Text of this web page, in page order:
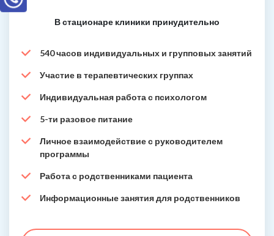
В стационаре клиники принудительно
540 часов индивидуальных и групповых занятий
Участие в терапевтических группах
Индивидуальная работа с психологом
5-ти разовое питание
Личное взаимодействие с руководителем
программы
Работа с родственниками пациента
Информационные занятия для родственников